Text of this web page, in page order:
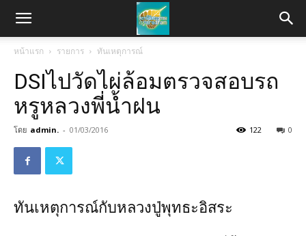
หน้าแรก รายการ ทันเหตุการณ์
DSIไปวัดไผ่ล้อมตรวจสอบรถ
หรูหลวงพี่น้ำฝน
โดย admin. - 01/03/2016 0
122
ทันเหตุการณ์กับหลวงปู่พุทธะอิสระ